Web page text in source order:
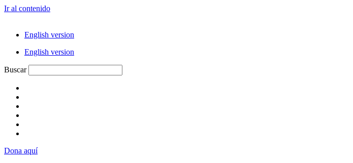
Ir al contenido
English version
English version
Buscar
Dona aquí